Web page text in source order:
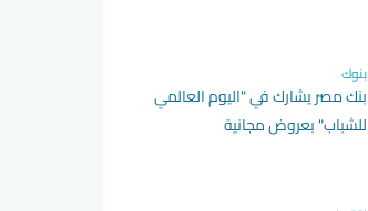
بنوك
بنك مصر يشارك في "اليوم العالمي
للشباب" بعروض مجانية